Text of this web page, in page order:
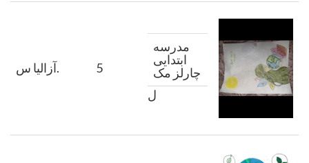
آزالیا س. 5
مدرسه
ابتدایی
چارلز مک
ل